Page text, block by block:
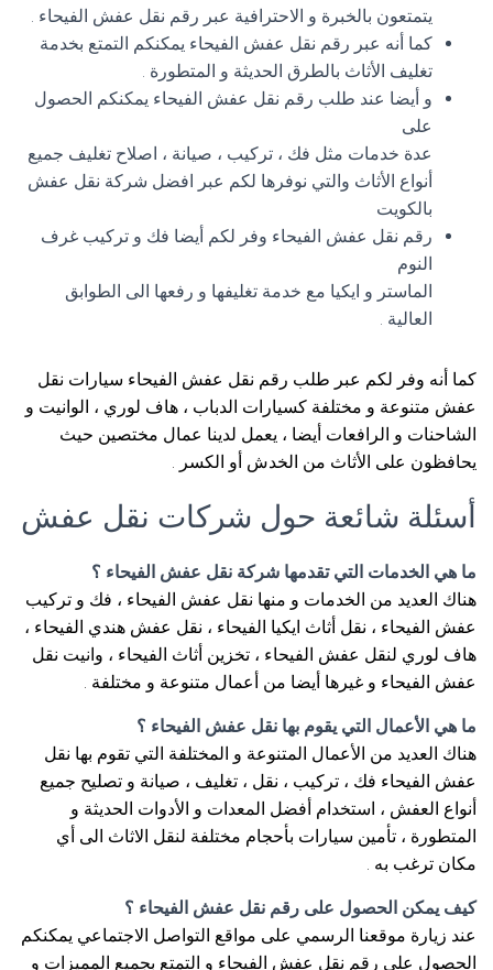
يتمتعون بالخبرة و الاحترافية عبر رقم نقل عفش الفيحاء .
كما أنه عبر رقم نقل عفش الفيحاء يمكنكم التمتع بخدمة
تغليف الأثاث بالطرق الحديثة و المتطورة .
و أيضا عند طلب رقم نقل عفش الفيحاء يمكنكم الحصول
على
عدة خدمات مثل فك ، تركيب ، صيانة ، اصلاح تغليف جميع
أنواع الأثاث والتي نوفرها لكم عبر افضل شركة نقل عفش
بالكويت
رقم نقل عفش الفيحاء وفر لكم أيضا فك و تركيب غرف
النوم
الماستر و ايكيا مع خدمة تغليفها و رفعها الى الطوابق
العالية .
كما أنه وفر لكم عبر طلب رقم نقل عفش الفيحاء سيارات نقل
عفش متنوعة و مختلفة كسيارات الدباب ، هاف لوري ، الوانيت و
الشاحنات و الرافعات أيضا ، يعمل لدينا عمال مختصين حيث
يحافظون على الأثاث من الخدش أو الكسر .
أسئلة شائعة حول شركات نقل عفش
ما هي الخدمات التي تقدمها شركة نقل عفش الفيحاء ؟
هناك العديد من الخدمات و منها نقل عفش الفيحاء ، فك و تركيب
عفش الفيحاء ، نقل أثاث ايكيا الفيحاء ، نقل عفش هندي الفيحاء ،
هاف لوري لنقل عفش الفيحاء ، تخزين أثاث الفيحاء ، وانيت نقل
عفش الفيحاء و غيرها أيضا من أعمال متنوعة و مختلفة .
ما هي الأعمال التي يقوم بها نقل عفش الفيحاء ؟
هناك العديد من الأعمال المتنوعة و المختلفة التي تقوم بها نقل
عفش الفيحاء فك ، تركيب ، نقل ، تغليف ، صيانة و تصليح جميع
أنواع العفش ، استخدام أفضل المعدات و الأدوات الحديثة و
المتطورة ، تأمين سيارات بأحجام مختلفة لنقل الاثاث الى أي
مكان ترغب به .
كيف يمكن الحصول على رقم نقل عفش الفيحاء ؟
عند زيارة موقعنا الرسمي على مواقع التواصل الاجتماعي يمكنكم
الحصول على رقم نقل عفش الفيحاء و التمتع بجميع المميزات و